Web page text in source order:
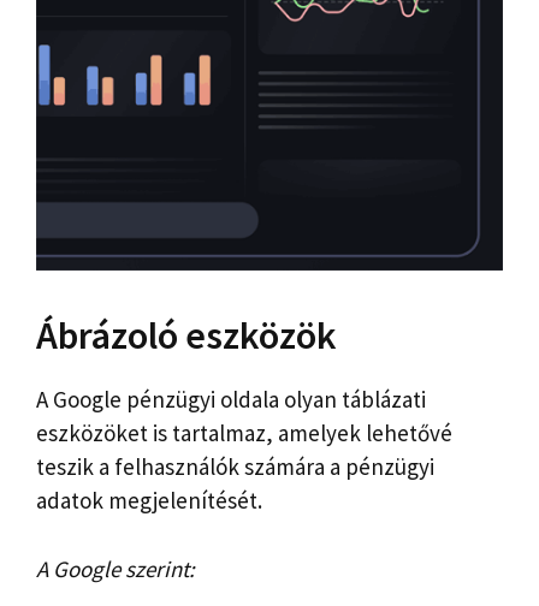
Ábrázoló eszközök
A Google pénzügyi oldala olyan táblázati
eszközöket is tartalmaz, amelyek lehetővé
teszik a felhasználók számára a pénzügyi
adatok megjelenítését.
A Google szerint: